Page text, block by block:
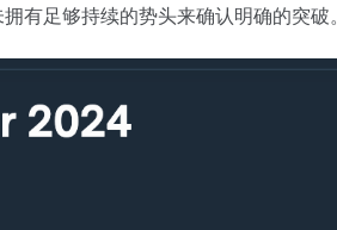
有足够持续的势头来确认明确的突破。